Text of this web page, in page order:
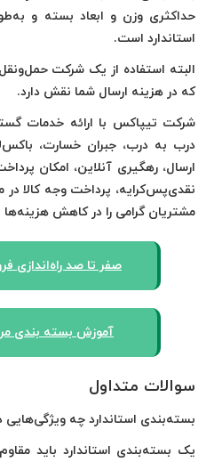
حداکثری وزن و ابعاد بسته و
استاندارد است.
البته استفاده از یک شرکت
که در هزینه ارسال شما نقش دارد.
شرکت تیپاکس با ارائه خدمات
درب به درب، جبران خسارت،
ارسال، رهگیری آنلاین، امکان
نقدی‌پس‌کرایه، پرداخت وجه کالا
مشتریان گرامی را در کاهش
صفر تا صد راه‌اندازی
آموزش بسته بندی
سوالات متداول
بسته‌بندی استاندارد چه ویژگی‌هایی
یک بسته‌بندی استاندارد باید